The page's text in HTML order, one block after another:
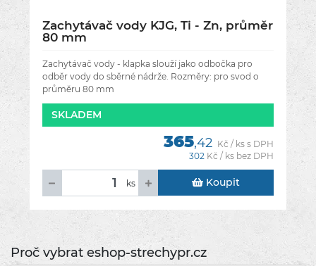
Proč vybrat eshop-strechypr.cz
Zachytávač vody KJG, Ti - Zn, průměr
80 mm
Zachytávač vody - klapka slouží jako odbočka pro
odběr vody do sběrné nádrže. Rozměry: pro svod o
průměru 80 mm
SKLADEM
365,42 Kč / ks s DPH
302 Kč / ks bez DPH
ks Koupit